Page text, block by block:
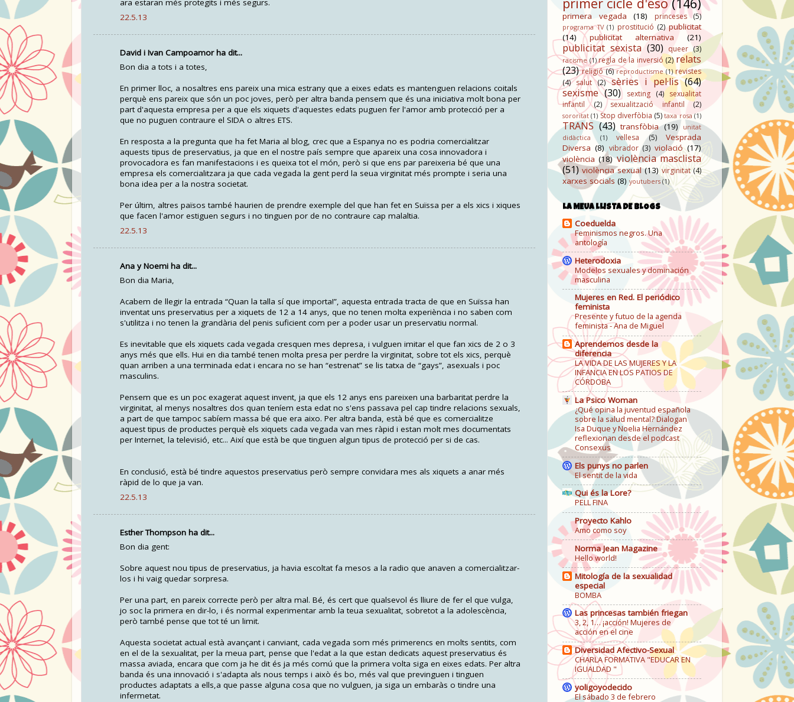
ara estaran més protegits i més segurs.
22.5.13
David i Ivan Campoamor ha dit...
Bon dia a tots i a totes,
En primer lloc, a nosaltres ens pareix una mica estrany que a eixes edats es mantenguen relacions coitals
perquè ens pareix que són un poc joves, però per altra banda pensem que és una iniciativa molt bona per
part d'aquesta empresa per a que els xiquets d'aquestes edats puguen fer l'amor amb protecció per a
que no puguen contraure el SIDA o altres ETS.
En resposta a la pregunta que ha fet Maria al blog, crec que a Espanya no es podria comercialitzar
aquests tipus de preservatius, ja que en el nostre país sempre que apareix una cosa innovadora i
provocadora es fan manifestacions i es queixa tot el món, però si que ens par pareixeria bé que una
empresa els comercialitzara ja que cada vegada la gent perd la seua virginitat més prompte i seria una
bona idea per a la nostra societat.
Per últim, altres països també haurien de prendre exemple del que han fet en Suïssa per a els xics i xiques
que facen l'amor estiguen segurs i no tinguen por de no contraure cap malaltia.
22.5.13
Ana y Noemi ha dit...
Bon dia Maria,
Acabem de llegir la entrada “Quan la talla sí que importa!”, aquesta entrada tracta de que en Suïssa han
inventat uns preservatius per a xiquets de 12 a 14 anys, que no tenen molta experiència i no saben com
s'utilitza i no tenen la grandària del penis suficient com per a poder usar un preservatiu normal.
Es inevitable que els xiquets cada vegada cresquen mes depresa, i vulguen imitar el que fan xics de 2 o 3
anys més que ells. Hui en dia també tenen molta presa per perdre la virginitat, sobre tot els xics, perquè
quan arriben a una terminada edat i encara no se han “estrenat” se lis tatxa de “gays”, asexuals i poc
masculins.
Pensem que es un poc exagerat aquest invent, ja que els 12 anys ens pareixen una barbaritat perdre la
virginitat, al menys nosaltres dos quan teníem esta edat no s'ens passava pel cap tindre relacions sexuals,
a part de que tampoc sabíem massa bé que era aixo. Per altra banda, està bé que es comercialitze
aquest tipus de productes perquè els xiquets cada vegada van mes ràpid i estan molt mes documentats
per Internet, la televisió, etc... Així que està be que tinguen algun tipus de protecció per si de cas.
En conclusió, està bé tindre aquestos preservatius però sempre convidara mes als xiquets a anar més
ràpid de lo que ja van.
22.5.13
Esther Thompson ha dit...
Bon dia gent:
Sobre aquest nou tipus de preservatius, ja havia escoltat fa mesos a la radio que anaven a comercialitzar-
los i hi vaig quedar sorpresa.
Per una part, en pareix correcte però per altra mal. Bé, és cert que qualsevol és lliure de fer el que vulga,
jo soc la primera en dir-lo, i és normal experimentar amb la teua sexualitat, sobretot a la adolescència,
però també pense que tot té un limit.
Aquesta societat actual està avançant i canviant, cada vegada som més primerencs en molts sentits, com
en el de la sexualitat, per la meua part, pense que l'edat a la que estan dedicats aquest preservatius és
massa aviada, encara que com ja he dit és ja més comú que la primera volta siga en eixes edats. Per altra
banda és una innovació i s'adapta als nous temps i això és bo, més val que previnguen i tinguen
productes adaptats a ells,a que passe alguna cosa que no vulguen, ja siga un embaràs o tindre una
infermetat.
primera vegada (18) princeses (5)
programa TV (1) prostitució (2) publicitat
(14)
publicitat alternativa (21)
publicitat sexista (30) queer (3)
racisme (1) regla de la inversió (2) relats
(23) religió (6) reproductisme (1) revistes
(4) salut (2) sèries i pel·lis (64)
sexisme (30) sexting (4) sexualitat
infantil
(2) sexualització infantil (2)
sororitat (1) Stop diverfòbia (5) taxa rosa (1)
TRANS (43) transfòbia (19)
unitat
didàctica
(1) vellesa (5)
Vesprada
Diversa (8) vibrador (3) violació (17)
violència (18) violència masclista
(51) violència sexual (13) virginitat (4)
xarxes socials (8) youtubers (1)
LA MEUA LLISTA DE BLOGS
Coeduelda
Feminismos negros. Una
antología
Heterodoxia
Modelos sexuales y dominación
masculina
Mujeres en Red. El periódico
feminista
Presente y futuo de la agenda
feminista - Ana de Miguel
Aprendemos desde la
diferencia
LA VIDA DE LAS MUJERES Y LA
INFANCIA EN LOS PATIOS DE
CÓRDOBA
La Psico Woman
¿Qué opina la juventud española
sobre la salud mental? Dialogan
Isa Duque y Noelia Hernández
reflexionan desde el podcast
Consexus
Els punys no parlen
El sentit de la vida
Qui és la Lore?
PELL FINA
Proyecto Kahlo
Amo como soy
Norma Jean Magazine
Hello world!
Mitología de la sexualidad
especial
BOMBA
Las princesas también friegan
3, 2, 1… ¡acción! Mujeres de
acción en el cine
Diversidad Afectivo-Sexual
CHARLA FORMATIVA "EDUCAR EN
IGUALDAD "
yoligoyodecido
El sábado 3 de febrero